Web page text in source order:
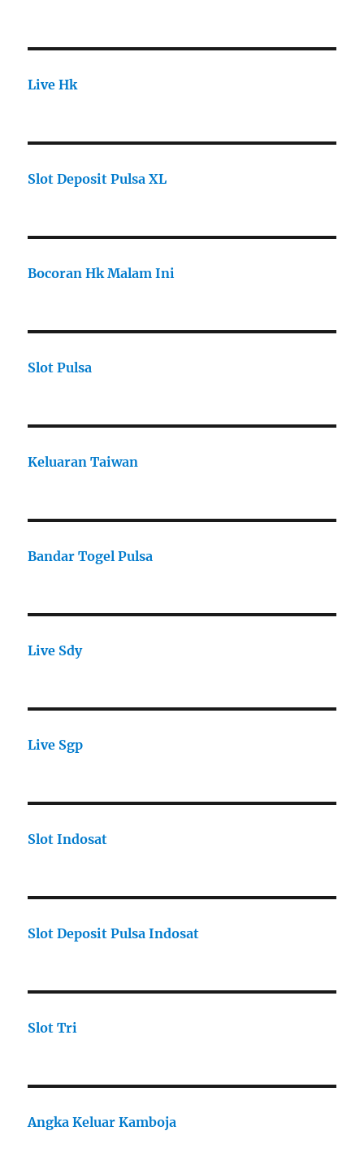
Live Hk
Slot Deposit Pulsa XL
Bocoran Hk Malam Ini
Slot Pulsa
Keluaran Taiwan
Bandar Togel Pulsa
Live Sdy
Live Sgp
Slot Indosat
Slot Deposit Pulsa Indosat
Slot Tri
Angka Keluar Kamboja